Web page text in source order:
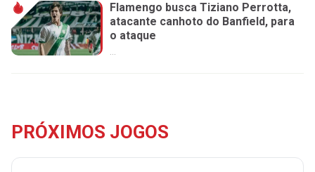
Flamengo busca Tiziano Perrotta,
atacante canhoto do Banfield, para
o ataque
...
PRÓXIMOS JOGOS